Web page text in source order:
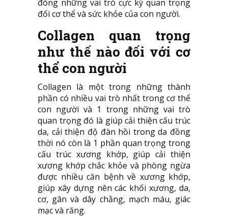
đóng những vai trò cực kỳ quan trọng
đối cơ thể và sức khỏe của con người.
Collagen quan trọng
như thế nào đối với cơ
thể con người
Collagen là một trong những thành
phần có nhiều vai trò nhất trong cơ thể
con người và 1 trong những vai trò
quan trọng đó là giúp cải thiện cấu trúc
da, cải thiện độ đàn hồi trong da đồng
thời nó còn là 1 phần quan trọng trong
cấu trúc xương khớp, giúp cải thiện
xương khớp chắc khỏe và phòng ngừa
được nhiều căn bệnh về xương khớp,
giúp xây dựng nên các khối xương, da,
cơ, gân và dây chằng, mạch máu, giác
mạc và răng.